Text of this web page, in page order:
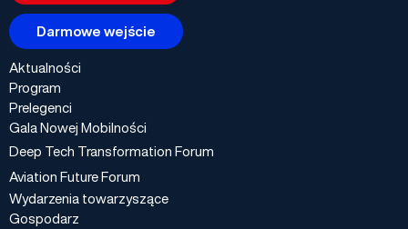
Darmowe wejście
Aktualności
Program
Prelegenci
Gala Nowej Mobilności
Deep Tech Transformation Forum
Aviation Future Forum
Wydarzenia towarzyszące
Gospodarz